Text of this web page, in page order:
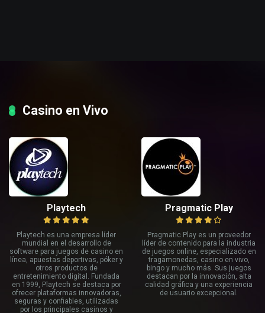
Casino en Vivo
Playtech
Playtech es una empresa líder
mundial en el desarrollo de
software para juegos de casino en
línea, apuestas deportivas, póker y
otros productos de
entretenimiento digital. Fundada
en 1999, Playtech se destaca por
ofrecer plataformas innovadoras,
seguras y confiables, utilizadas
por los principales casinos y
Pragmatic Play
Pragmatic Play es un proveedor
líder de contenido para la industria
de juegos online, especializado en
tragamonedas, casino en vivo,
bingo y mucho más. Sus juegos
destacan por la innovación, alta
calidad gráfica y una experiencia
de usuario excepcional.